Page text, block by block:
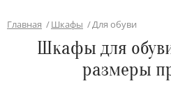
Главная Шкафы Для обуви
Шкафы для
размеры